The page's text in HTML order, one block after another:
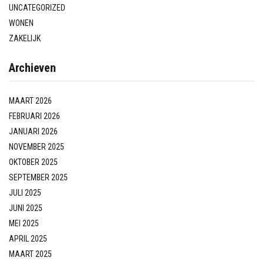
UNCATEGORIZED
WONEN
ZAKELIJK
Archieven
MAART 2026
FEBRUARI 2026
JANUARI 2026
NOVEMBER 2025
OKTOBER 2025
SEPTEMBER 2025
JULI 2025
JUNI 2025
MEI 2025
APRIL 2025
MAART 2025